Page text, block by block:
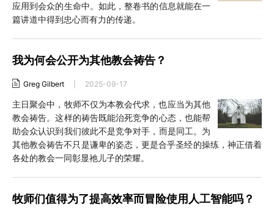
应用到会众的生命中。如此，整卷书的信息就能在一
篇讲道中得到忠心而有力的传递。
我为何会公开为其他教会祷告？
Greg Gilbert 2025-09-17
主日聚会中，牧师不仅为本教会代求，也应当为其他
教会祷告。这样的祷告既能治死竞争的心态，也能帮
助会众认识到我们彼此不是竞争对手，而是同工。为
其他教会祷告不只是谦卑的姿态，更是合乎圣经的操练，神正借着
各处的教会一同彰显祂儿子的荣耀。
牧师们值得为了提高效率而冒险使用人工智能吗？